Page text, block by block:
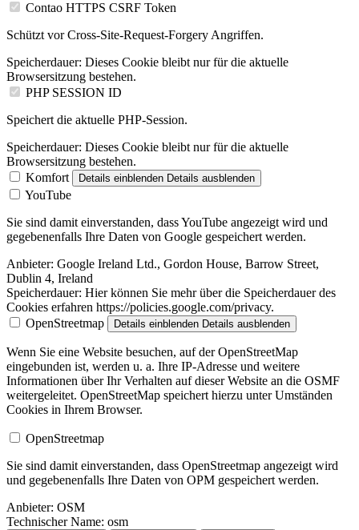
Contao HTTPS CSRF Token
Schützt vor Cross-Site-Request-Forgery Angriffen.
Speicherdauer: Dieses Cookie bleibt nur für die aktuelle
Browsersitzung bestehen.
PHP SESSION ID
Speichert die aktuelle PHP-Session.
Speicherdauer: Dieses Cookie bleibt nur für die aktuelle
Browsersitzung bestehen.
Komfort
Details einblenden Details ausblenden
YouTube
Sie sind damit einverstanden, dass YouTube angezeigt wird und
gegebenenfalls Ihre Daten von Google gespeichert werden.
Anbieter: Google Ireland Ltd., Gordon House, Barrow Street,
Dublin 4, Ireland
Speicherdauer: Hier können Sie mehr über die Speicherdauer des
Cookies erfahren https://policies.google.com/privacy.
OpenStreetmap
Details einblenden Details ausblenden
Wenn Sie eine Website besuchen, auf der OpenStreetMap
eingebunden ist, werden u. a. Ihre IP-Adresse und weitere
Informationen über Ihr Verhalten auf dieser Website an die OSMF
weitergeleitet. OpenStreetMap speichert hierzu unter Umständen
Cookies in Ihrem Browser.
OpenStreetmap
Sie sind damit einverstanden, dass OpenStreetmap angezeigt wird
und gegebenenfalls Ihre Daten von OPM gespeichert werden.
Anbieter: OSM
Technischer Name: osm